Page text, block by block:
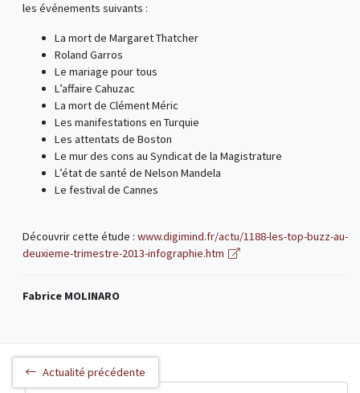
les événements suivants :
La mort de Margaret Thatcher
Roland Garros
Le mariage pour tous
L’affaire Cahuzac
La mort de Clément Méric
Les manifestations en Turquie
Les attentats de Boston
Le mur des cons au Syndicat de la Magistrature
L’état de santé de Nelson Mandela
Le festival de Cannes
Découvrir cette étude : www.digimind.fr/actu/1188-les-top-buzz-au-
deuxieme-trimestre-2013-infographie.htm
Fabrice MOLINARO
Actualité précédente